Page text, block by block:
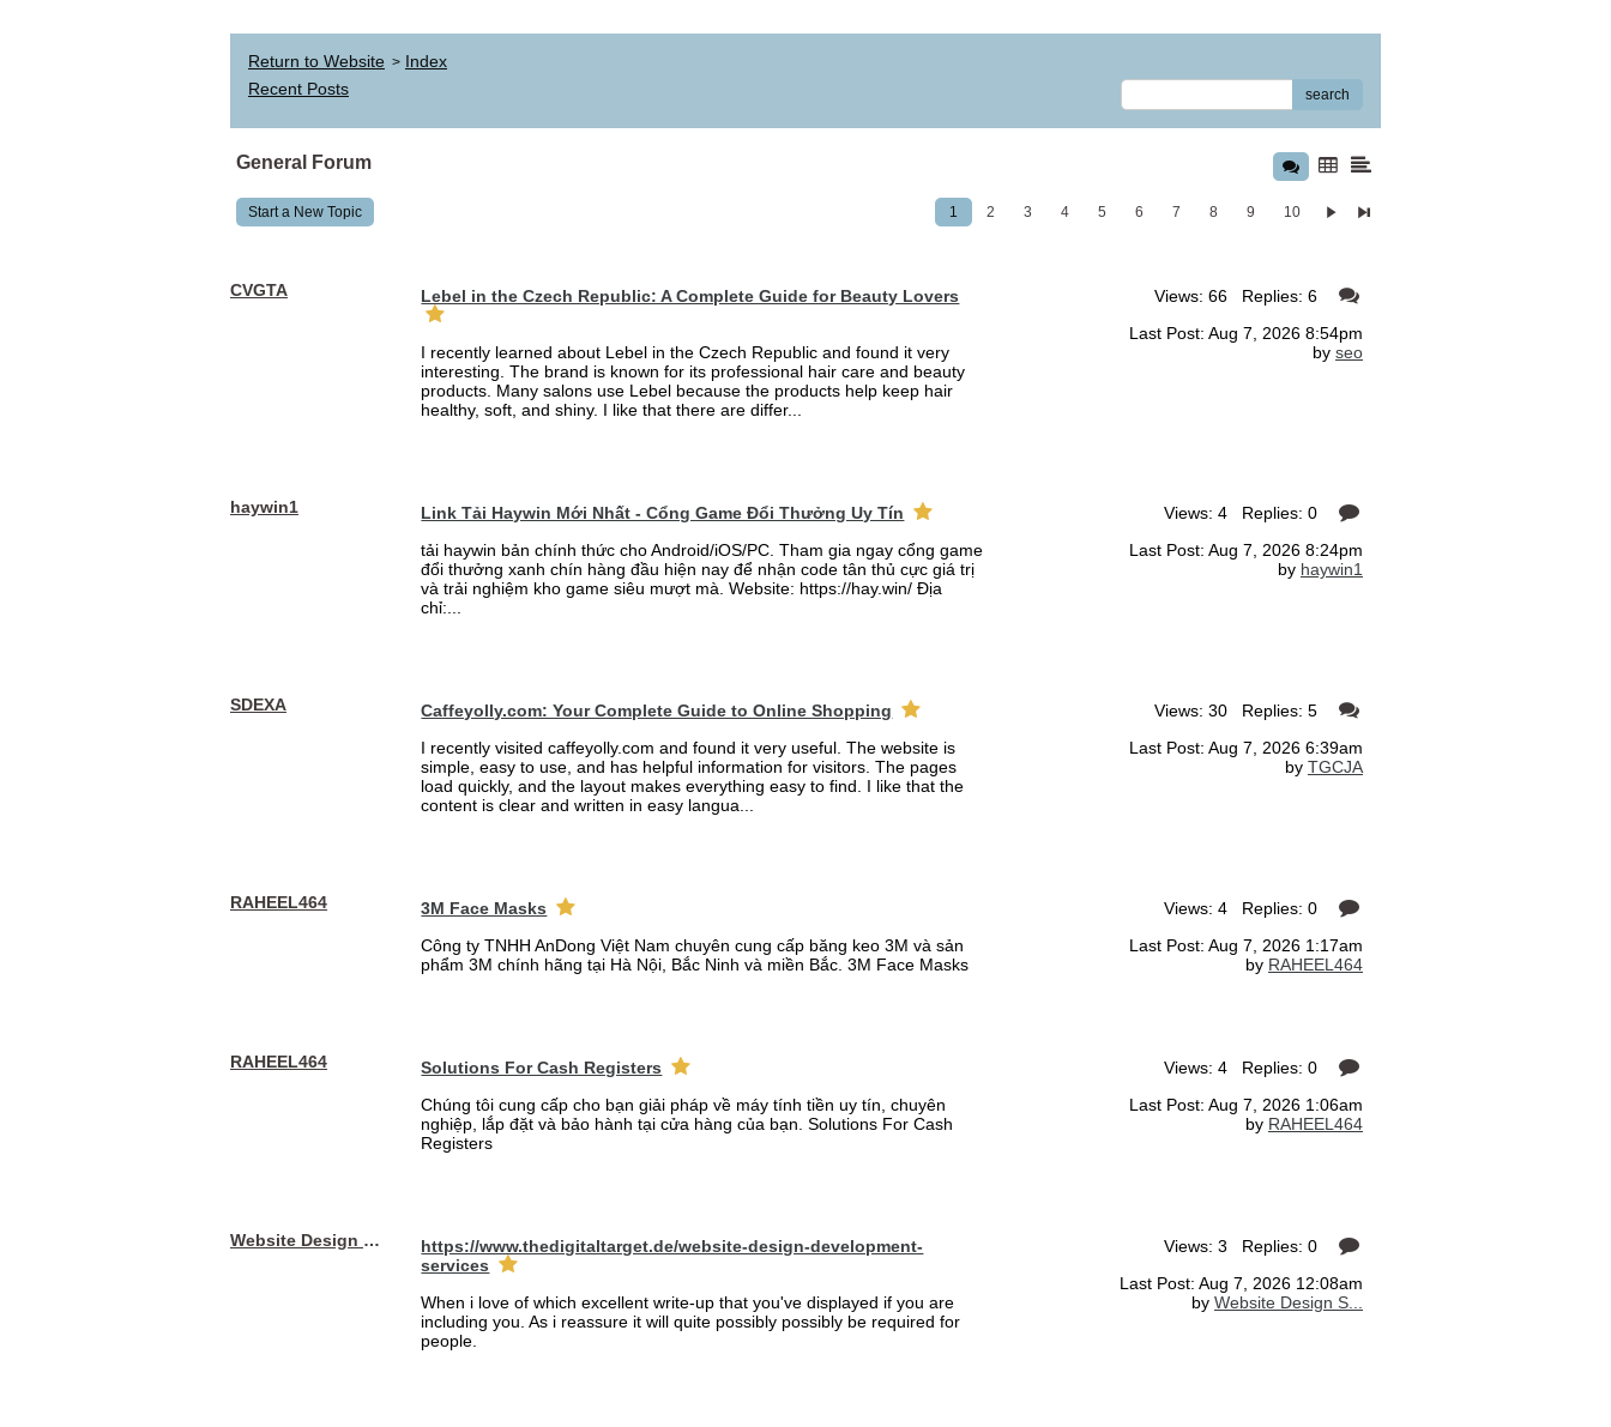
Return to Website > Index
Recent Posts
search
General Forum
Start a New Topic 1 2 3 4 5 6 7 8 9 10
CVGTA Lebel in the Czech Republic: A Complete Guide for Beauty Lovers
I recently learned about Lebel in the Czech Republic and found it very
interesting. The brand is known for its professional hair care and beauty
products. Many salons use Lebel because the products help keep hair
healthy, soft, and shiny. I like that there are differ...
Views: 66 Replies: 6
Last Post: Aug 7, 2026 8:54pm
by seo
haywin1
Link Tải Haywin Mới Nhất - Cổng Game Đổi Thưởng Uy Tín
tải haywin bản chính thức cho Android/iOS/PC. Tham gia ngay cổng game
đổi thưởng xanh chín hàng đầu hiện nay để nhận code tân thủ cực giá trị
và trải nghiệm kho game siêu mượt mà. Website: https://hay.win/ Địa
chỉ:...
Views: 4 Replies: 0
Last Post: Aug 7, 2026 8:24pm
by haywin1
SDEXA
Caffeyolly.com: Your Complete Guide to Online Shopping
I recently visited caffeyolly.com and found it very useful. The website is
simple, easy to use, and has helpful information for visitors. The pages
load quickly, and the layout makes everything easy to find. I like that the
content is clear and written in easy langua...
Views: 30 Replies: 5
Last Post: Aug 7, 2026 6:39am
by TGCJA
RAHEEL464
3M Face Masks
Công ty TNHH AnDong Việt Nam chuyên cung cấp băng keo 3M và sản
phẩm 3M chính hãng tại Hà Nội, Bắc Ninh và miền Bắc. 3M Face Masks
Views: 4 Replies: 0
Last Post: Aug 7, 2026 1:17am
by RAHEEL464
RAHEEL464
Solutions For Cash Registers
Chúng tôi cung cấp cho bạn giải pháp về máy tính tiền uy tín, chuyên
nghiệp, lắp đặt và bảo hành tại cửa hàng của bạn. Solutions For Cash
Registers
Views: 4 Replies: 0
Last Post: Aug 7, 2026 1:06am
by RAHEEL464
Website Design Services berin
https://www.thedigitaltarget.de/website-design-development-
services
When i love of which excellent write-up that you've displayed if you are
including you. As i reassure it will quite possibly possibly be required for
people.
Views: 3 Replies: 0
Last Post: Aug 7, 2026 12:08am
by Website Design S...